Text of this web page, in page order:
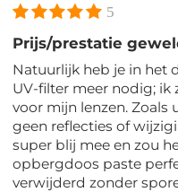
5
Prijs/prestatie
Natuurlijk heb je in het
UV-filter meer nodig; ik
voor mijn lenzen. Zoals
geen reflecties of
super blij mee en zou
opbergdoos paste
verwijderd zonder